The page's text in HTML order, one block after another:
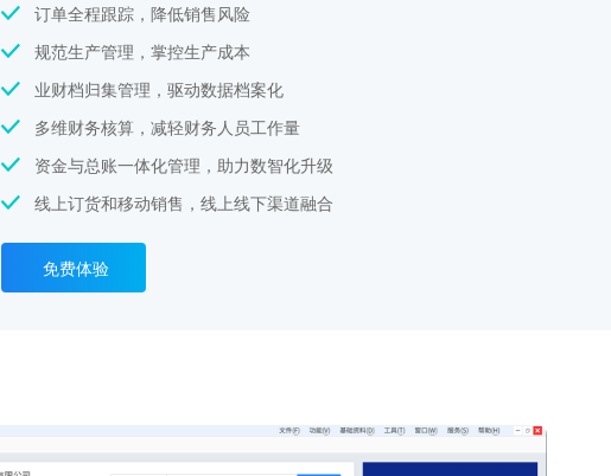
订单全程跟踪，降低销售风险
规范生产管理，掌控生产成本
业财档归集管理，驱动数据档案化
多维财务核算，减轻财务人员工作量
资金与总账一体化管理，助力数智化升级
线上订货和移动销售，线上线下渠道融合
免费体验